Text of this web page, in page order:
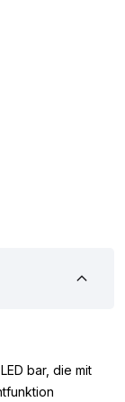
bar, die mit